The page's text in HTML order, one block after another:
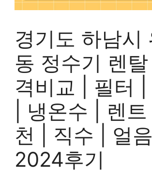
경기도 하남시
동 정수기 렌
격비교 | 필터 |
| 냉온수 | 렌
천 | 직수 | 얼음
2024후기